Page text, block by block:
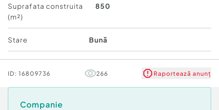
Suprafata construita
(m²)
850
Stare Bună
ID: 16809736 266 Raportează anunț
Companie